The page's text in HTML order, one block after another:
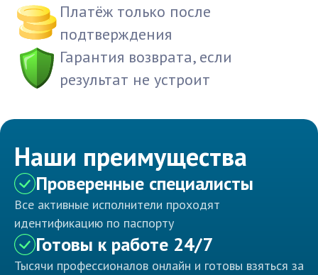
Платёж только после
подтверждения
Гарантия возврата, если
результат не устроит
Наши преимущества
Проверенные специалисты
Все активные исполнители проходят
идентификацию по паспорту
Готовы к работе 24/7
Тысячи профессионалов онлайн и готовы взяться за